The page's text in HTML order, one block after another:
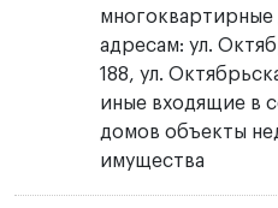
многоквартирные
адресам: ул.
188, ул.
иные входящие в
домов объекты
имущества